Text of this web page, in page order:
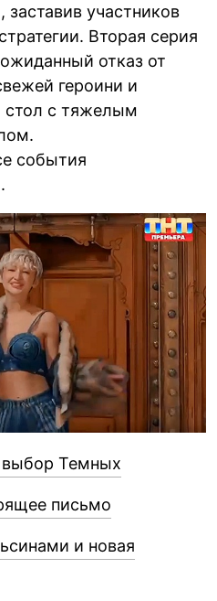
участников
Вторая серия
отказ от
героини и
стол с тяжелым
события
выбор Темных
письмо
и новая